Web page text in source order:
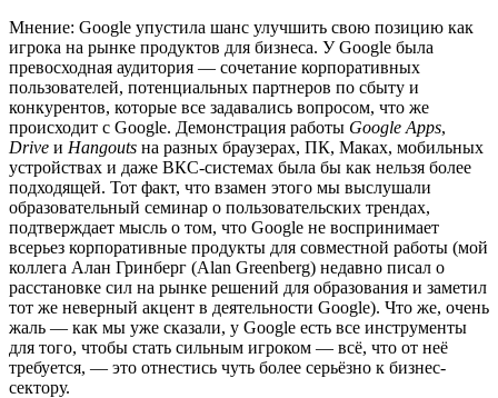
Мнение: Google упустила шанс улучшить свою позицию как
игрока на рынке продуктов для бизнеса. У Google была
превосходная аудитория — сочетание корпоративных
пользователей, потенциальных партнеров по сбыту и
конкурентов, которые все задавались вопросом, что же
происходит с Google. Демонстрация работы Google Apps,
Drive и Hangouts на разных браузерах, ПК, Маках, мобильных
устройствах и даже ВКС-системах была бы как нельзя более
подходящей. Тот факт, что взамен этого мы выслушали
образовательный семинар о пользовательских трендах,
подтверждает мысль о том, что Google не воспринимает
всерьез корпоративные продукты для совместной работы (мой
коллега Алан Гринберг (Alan Greenberg) недавно писал о
расстановке сил на рынке решений для образования и заметил
тот же неверный акцент в деятельности Google). Что же, очень
жаль — как мы уже сказали, у Google есть все инструменты
для того, чтобы стать сильным игроком — всё, что от неё
требуется, — это отнестись чуть более серьёзно к бизнес-
сектору.